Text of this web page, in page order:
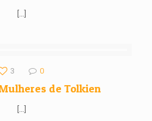
[…]
3 0
Mulheres de Tolkien
[…]